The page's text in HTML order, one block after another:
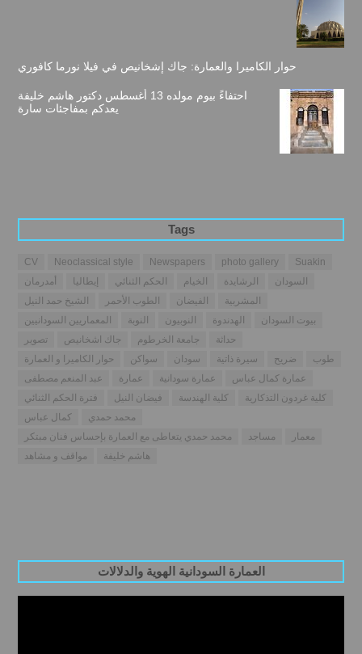
حوار الكاميرا والعمارة: جاك إشخانيص في فيلا نورما كافوري
احتفاءً بيوم مولده 13 أغسطس دكتور هاشم خليفة
يعدكم بمفاجئات سارة
Tags
CV Neoclassical style Newspapers photo gallery
Suakin
أمدرمان
إيطاليا الحكم الثنائي الخيام الرشايدة
السودان
الشيخ حمد النيل
الطوب الأحمر الفيضان
المشربية
المعماريين السودانيين
النوبة النوبيون الهدندوة
بيوت السودان
تصوير
جاك اشخانيص جامعة الخرطوم
حداثة
حوار الكاميرا و العمارة
سواكن سودان سيرة ذاتية ضريح
طوب
عبد المنعم مصطفى
عمارة عمارة سودانية
عمارة كمال عباس
فترة الحكم الثنائي
فيضان النيل كلية الهندسة
كلية غردون التذكارية
كمال عباس
محمد حمدي
محمد حمدي يتعاطى مع العمارة بإحساس فنان مبتكر
مساجد
معمار
مواقف و مشاهد
هاشم خليفة
العمارة السودانية الهوية والدلالات